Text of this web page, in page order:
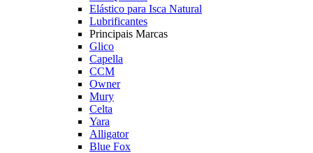
Elástico para Isca Natural
Lubrificantes
Principais Marcas
Glico
Capella
CCM
Owner
Mury
Celta
Yara
Alligator
Blue Fox